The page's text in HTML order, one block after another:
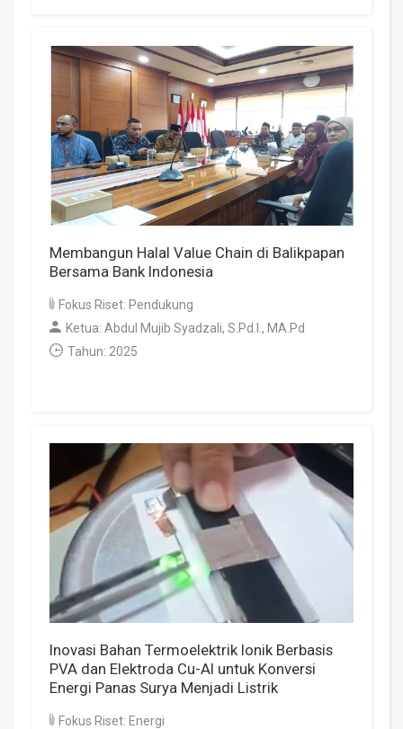
Membangun Halal Value Chain di Balikpapan
Bersama Bank Indonesia
Fokus Riset: Pendukung
Ketua: Abdul Mujib Syadzali, S.Pd.I., MA.Pd
Tahun: 2025
Inovasi Bahan Termoelektrik Ionik Berbasis
PVA dan Elektroda Cu-Al untuk Konversi
Energi Panas Surya Menjadi Listrik
Fokus Riset: Energi